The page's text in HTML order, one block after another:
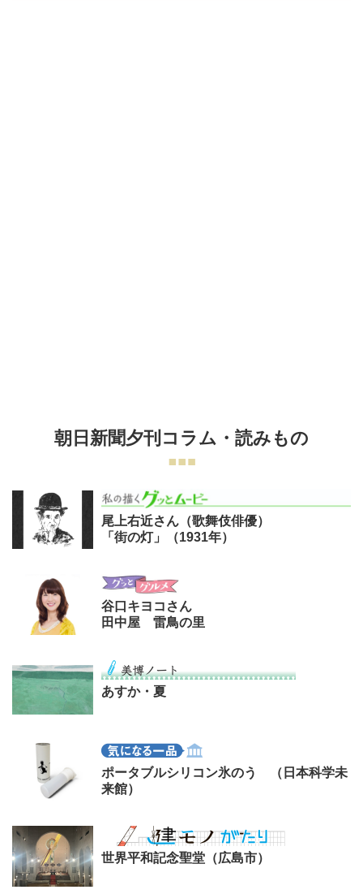
朝日新聞夕刊コラム・読みもの
尾上右近さん（歌舞伎俳優）
「街の灯」（1931年）
谷口キヨコさん
田中屋 雷鳥の里
あすか・夏
ポータブルシリコン氷のう （日本科学未
来館）
世界平和記念聖堂（広島市）